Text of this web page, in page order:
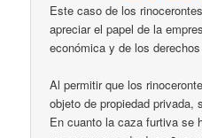
Este caso de los
apreciar el papel de la
económica y de los
Al permitir que los
objeto de propiedad privada,
En cuanto la caza furtiva se